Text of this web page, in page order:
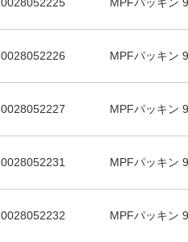
0028052226 MPFパッキン
0028052227 MPFパッキン
0028052231 MPFパッキン
0028052232 MPFパッキン